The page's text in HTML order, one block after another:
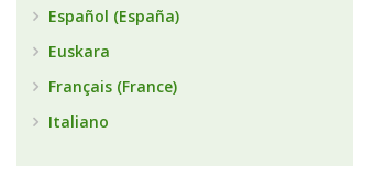
Español (España)
Euskara
Français (France)
Italiano